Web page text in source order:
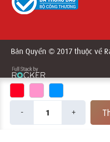
- 1 +
Bản Quyền © 2017 thuộc về